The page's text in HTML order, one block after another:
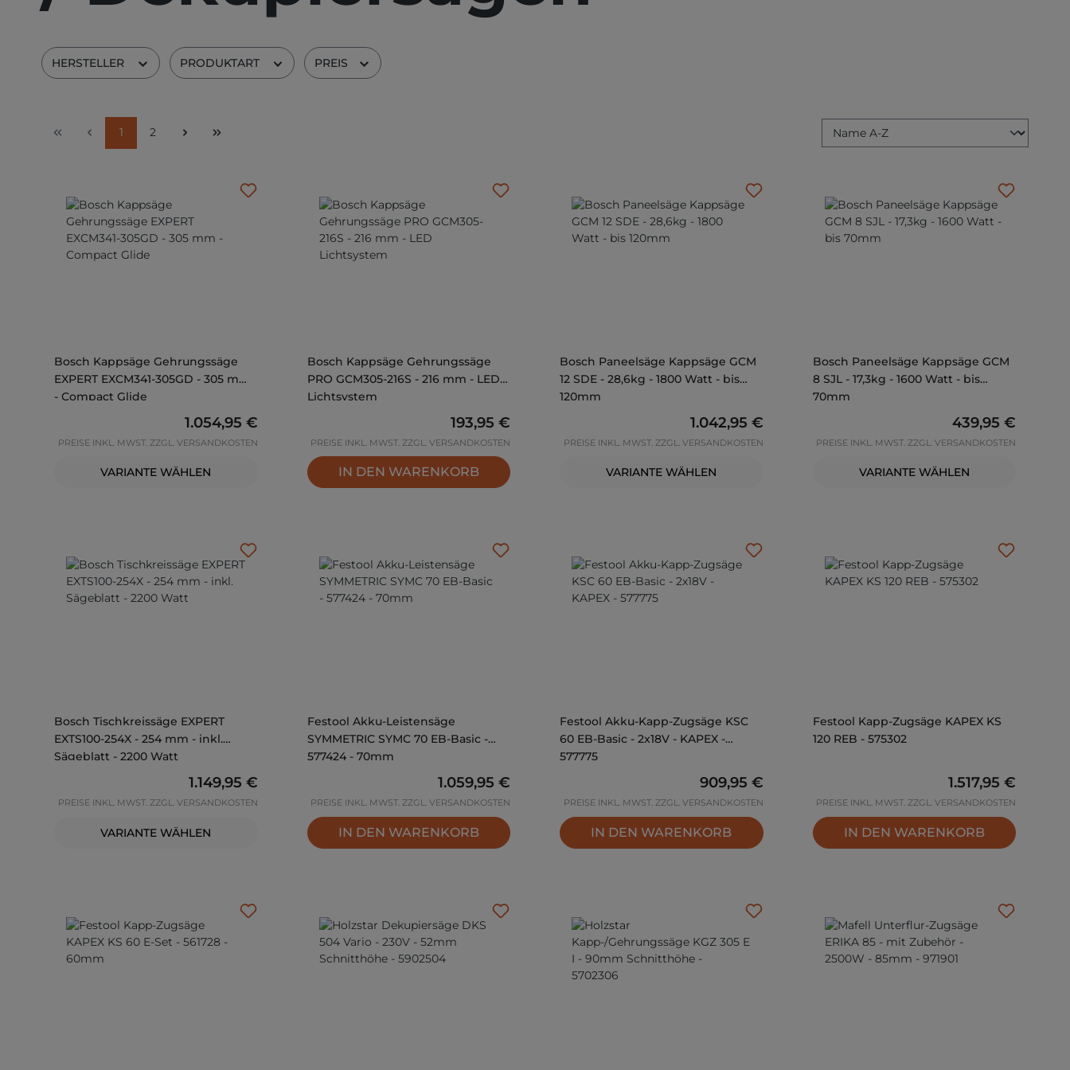
HERSTELLER PRODUKTART PREIS
Seite
1 Seite
2
Bosch Kappsäge Gehrungssäge
EXPERT EXCM341-305GD - 305 mm
- Compact Glide
Regulärer Preis:
1.054,95 €
PREISE INKL. MWST. ZZGL. VERSANDKOSTEN
VARIANTE WÄHLEN
Bosch Kappsäge Gehrungssäge
PRO GCM305-216S - 216 mm - LED
Lichtsystem
Regulärer Preis:
193,95 €
PREISE INKL. MWST. ZZGL. VERSANDKOSTEN
IN DEN WARENKORB
Bosch Paneelsäge Kappsäge GCM
12 SDE - 28,6kg - 1800 Watt - bis
120mm
Regulärer Preis:
1.042,95 €
PREISE INKL. MWST. ZZGL. VERSANDKOSTEN
VARIANTE WÄHLEN
Bosch Paneelsäge Kappsäge GCM
8 SJL - 17,3kg - 1600 Watt - bis
70mm
Regulärer Preis:
439,95 €
PREISE INKL. MWST. ZZGL. VERSANDKOSTEN
VARIANTE WÄHLEN
Bosch Tischkreissäge EXPERT
EXTS100-254X - 254 mm - inkl.
Sägeblatt - 2200 Watt
Regulärer Preis:
1.149,95 €
PREISE INKL. MWST. ZZGL. VERSANDKOSTEN
VARIANTE WÄHLEN
Festool Akku-Leistensäge
SYMMETRIC SYMC 70 EB-Basic -
577424 - 70mm
Regulärer Preis:
1.059,95 €
PREISE INKL. MWST. ZZGL. VERSANDKOSTEN
IN DEN WARENKORB
Festool Akku-Kapp-Zugsäge KSC
60 EB-Basic - 2x18V - KAPEX -
577775
Regulärer Preis:
909,95 €
PREISE INKL. MWST. ZZGL. VERSANDKOSTEN
IN DEN WARENKORB
Festool Kapp-Zugsäge KAPEX KS
120 REB - 575302
Regulärer Preis:
1.517,95 €
PREISE INKL. MWST. ZZGL. VERSANDKOSTEN
IN DEN WARENKORB